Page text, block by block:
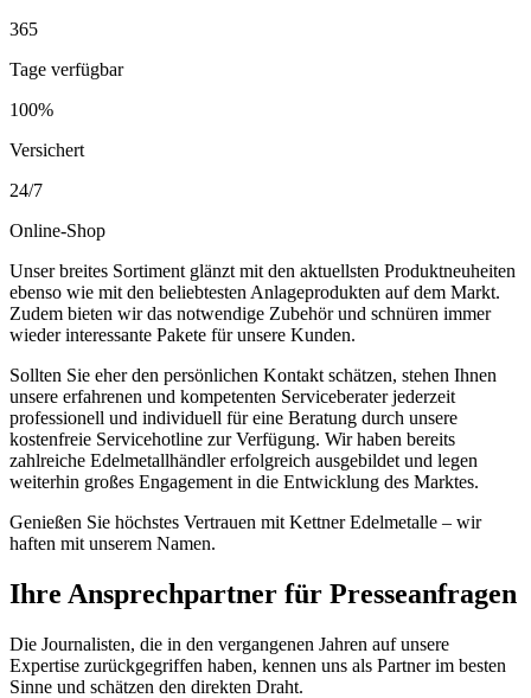
365
Tage verfügbar
100%
Versichert
24/7
Online-Shop
Unser breites Sortiment glänzt mit den aktuellsten Produktneuheiten
ebenso wie mit den beliebtesten Anlageprodukten auf dem Markt.
Zudem bieten wir das notwendige Zubehör und schnüren immer
wieder interessante Pakete für unsere Kunden.
Sollten Sie eher den persönlichen Kontakt schätzen, stehen Ihnen
unsere erfahrenen und kompetenten Serviceberater jederzeit
professionell und individuell für eine Beratung durch unsere
kostenfreie Servicehotline zur Verfügung. Wir haben bereits
zahlreiche Edelmetallhändler erfolgreich ausgebildet und legen
weiterhin großes Engagement in die Entwicklung des Marktes.
Genießen Sie höchstes Vertrauen mit Kettner Edelmetalle – wir
haften mit unserem Namen.
Ihre Ansprechpartner für Presseanfragen
Die Journalisten, die in den vergangenen Jahren auf unsere
Expertise zurückgegriffen haben, kennen uns als Partner im besten
Sinne und schätzen den direkten Draht.